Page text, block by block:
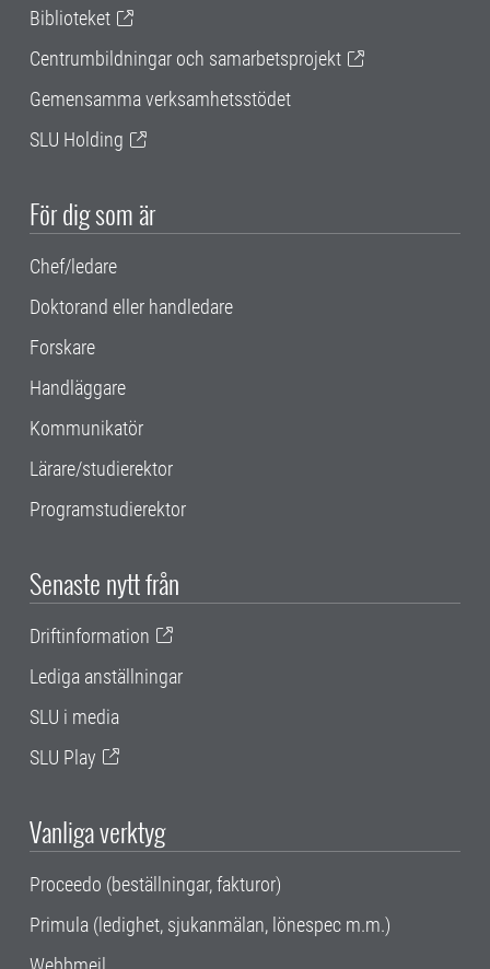
Biblioteket
Centrumbildningar och samarbetsprojekt
Gemensamma verksamhetsstödet
SLU Holding
För dig som är
Chef/ledare
Doktorand eller handledare
Forskare
Handläggare
Kommunikatör
Lärare/studierektor
Programstudierektor
Senaste nytt från
Driftinformation
Lediga anställningar
SLU i media
SLU Play
Vanliga verktyg
Proceedo (beställningar, fakturor)
Primula (ledighet, sjukanmälan, lönespec m.m.)